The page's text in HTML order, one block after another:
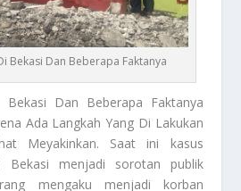
Bekasi Dan Beberapa Faktanya
Dan Beberapa Faktanya
Ada Langkah Yang Di Lakukan
Meyakinkan. Saat ini kasus
menjadi sorotan publik
mengaku menjadi korban